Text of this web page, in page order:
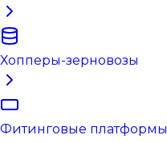
Хопперы-зерновозы
Фитинговые платформы